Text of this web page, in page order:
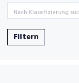
Filtern